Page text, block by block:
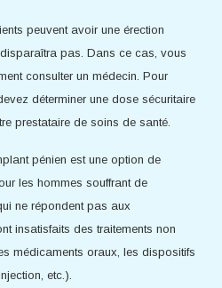
peuvent avoir une érection
pas. Dans ce cas, vous
consulter un médecin. Pour
déterminer une dose sécuritaire
prestataire de soins de santé.
pénien est une option de
les hommes souffrant de
ne répondent pas aux
insatisfaits des traitements non
médicaments oraux, les dispositifs
etc.).